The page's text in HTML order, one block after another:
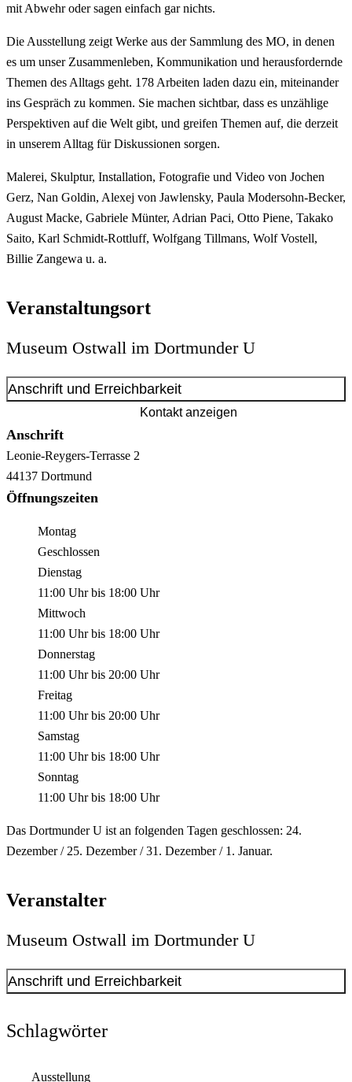
mit Abwehr oder sagen einfach gar nichts.
Die Ausstellung zeigt Werke aus der Sammlung des MO, in denen
es um unser Zusammenleben, Kommunikation und herausfordernde
Themen des Alltags geht. 178 Arbeiten laden dazu ein, miteinander
ins Gespräch zu kommen. Sie machen sichtbar, dass es unzählige
Perspektiven auf die Welt gibt, und greifen Themen auf, die derzeit
in unserem Alltag für Diskussionen sorgen.
Malerei, Skulptur, Installation, Fotografie und Video von Jochen
Gerz, Nan Goldin, Alexej von Jawlensky, Paula Modersohn-Becker,
August Macke, Gabriele Münter, Adrian Paci, Otto Piene, Takako
Saito, Karl Schmidt-Rottluff, Wolfgang Tillmans, Wolf Vostell,
Billie Zangewa u. a.
Veranstaltungsort
Museum Ostwall im Dortmunder U
Anschrift und Erreichbarkeit
Kontakt anzeigen
Anschrift
Leonie-Reygers-Terrasse 2
44137 Dortmund
Öffnungszeiten
Montag
Geschlossen
Dienstag
11:00 Uhrbis 18:00 Uhr
Mittwoch
11:00 Uhrbis 18:00 Uhr
Donnerstag
11:00 Uhrbis 20:00 Uhr
Freitag
11:00 Uhrbis 20:00 Uhr
Samstag
11:00 Uhrbis 18:00 Uhr
Sonntag
11:00 Uhrbis 18:00 Uhr
Das Dortmunder U ist an folgenden Tagen geschlossen: 24.
Dezember / 25. Dezember / 31. Dezember / 1. Januar.
Veranstalter
Museum Ostwall im Dortmunder U
Anschrift und Erreichbarkeit
Anschrift
Schlagwörter
Ausstellung